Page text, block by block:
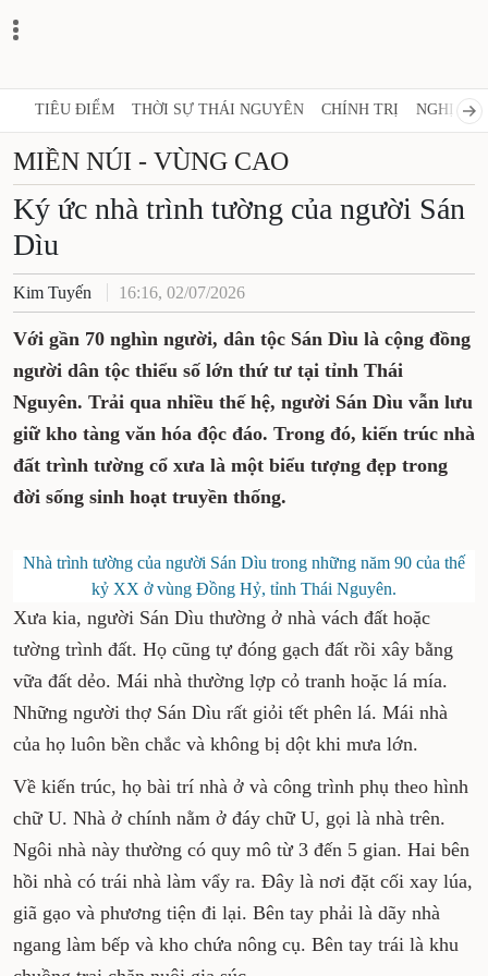
TIÊU ĐIỂM THỜI SỰ THÁI NGUYÊN CHÍNH TRỊ NGHỊ
MIỀN NÚI - VÙNG CAO
Ký ức nhà trình tường của người Sán
Dìu
Kim Tuyến 16:16, 02/07/2026
Với gần 70 nghìn người, dân tộc Sán Dìu là cộng đồng
người dân tộc thiểu số lớn thứ tư tại tỉnh Thái
Nguyên. Trải qua nhiều thế hệ, người Sán Dìu vẫn lưu
giữ kho tàng văn hóa độc đáo. Trong đó, kiến trúc nhà
đất trình tường cổ xưa là một biểu tượng đẹp trong
đời sống sinh hoạt truyền thống.
Nhà trình tường của người Sán Dìu trong những năm 90 của thế
kỷ XX ở vùng Đồng Hỷ, tỉnh Thái Nguyên.
Xưa kia, người Sán Dìu thường ở nhà vách đất hoặc
tường trình đất. Họ cũng tự đóng gạch đất rồi xây bằng
vữa đất dẻo. Mái nhà thường lợp cỏ tranh hoặc lá mía.
Những người thợ Sán Dìu rất giỏi tết phên lá. Mái nhà
của họ luôn bền chắc và không bị dột khi mưa lớn.
Về kiến trúc, họ bài trí nhà ở và công trình phụ theo hình
chữ U. Nhà ở chính nằm ở đáy chữ U, gọi là nhà trên.
Ngôi nhà này thường có quy mô từ 3 đến 5 gian. Hai bên
hồi nhà có trái nhà làm vẩy ra. Đây là nơi đặt cối xay lúa,
giã gạo và phương tiện đi lại. Bên tay phải là dãy nhà
ngang làm bếp và kho chứa nông cụ. Bên tay trái là khu